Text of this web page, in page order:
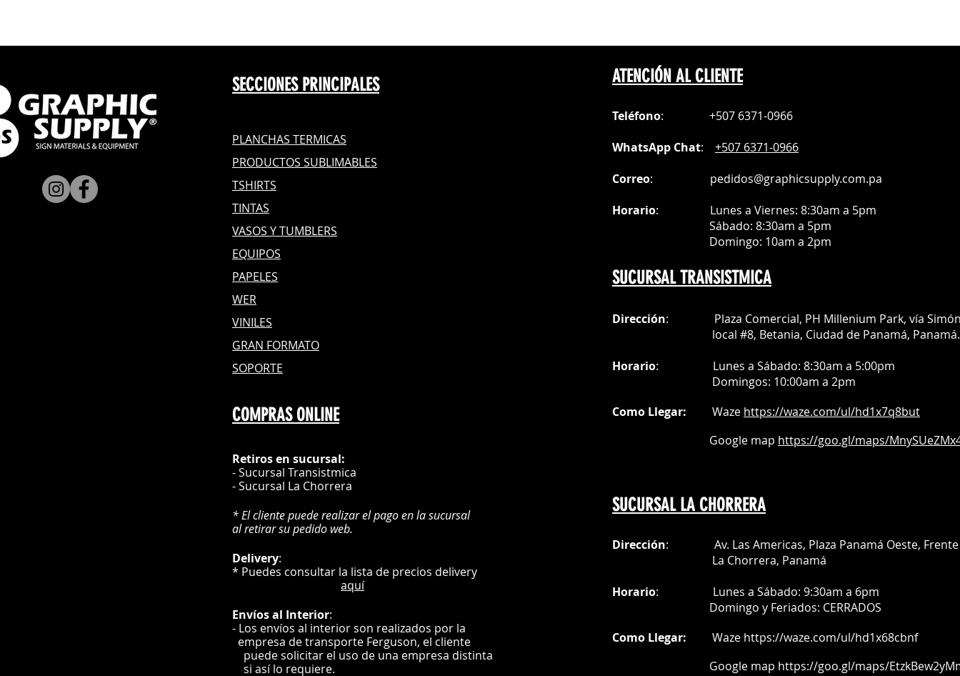
SECCIONES PRINCIPALES
PLANCHAS TERMICAS
PRODUCTOS SUBLIMABLES
TSHIRTS
TINTAS
VASOS Y TUMBLERS
EQUIPOS
PAPELES
WER
VINILES
GRAN FORMATO
SOPORTE
COMPRAS ONLINE
Retiros en sucursal:
- Sucursal Transistmica
- Sucursal La Chorrera
* El cliente puede realizar el pago en la sucursal
al retirar su pedido web.
Delivery:
* Puedes consultar la lista de precios delivery
aquí
Envíosal Interior:
- Los envíos al interior son realizados por la
empresa de transporte Ferguson, el cliente
puede solicitar el uso de una empresa distinta
si así lo requiere.
ATENCIÓN AL CLIENTE
Teléfono: +507 6371-0966
WhatsApp Chat: +507 6371-0966
Correo: pedidos@graphicsupply.com.pa
Horario: Lunes a Viernes: 8:30am a 5pm
Sábado: 8:30am a 5pm
Domingo: 10am a 2pm
SUCURSAL TRANSISTMICA
Dirección: Plaza Comercial, PH Millenium Park, vía
local #8, Betania, Ciudad de Panamá, Panamá.
Horario: Lunes a Sábado: 8:30am a 5:00pm
Domingos: 10:00am a 2pm
Como Llegar: Waze https://waze.com/ul/hd1x7q8but
Google map https://goo.gl/maps/
SUCURSAL LA CHORRERA
Dirección: Av. Las Americas, Plaza Panamá Oeste, Frente
La Chorrera, Panamá
Horario: Lunes a Sábado: 9:30am a 6pm
Domingo y Feriados: CERRADOS
Como Llegar: Waze https://waze.com/ul/hd1x68cbnf
Google map https://goo.gl/maps/